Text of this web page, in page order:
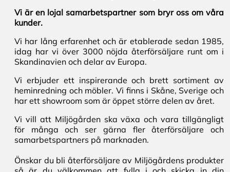
Vi är en lojal samarbetspartner som bryr oss om våra
kunder.
Vi har lång erfarenhet och är etablerade sedan 1985,
idag har vi över 3000 nöjda återförsäljare runt om i
Skandinavien och delar av Europa.
Vi erbjuder ett inspirerande och brett sortiment av
heminredning och möbler. Vi finns i Skåne, Sverige och
har ett showroom som är öppet större delen av året.
Vi vill att Miljögården ska växa och vara tillgängligt
för många och ser gärna fler återförsäljare och
samarbetspartners på marknaden.
Önskar du bli återförsäljare av Miljögårdens produkter